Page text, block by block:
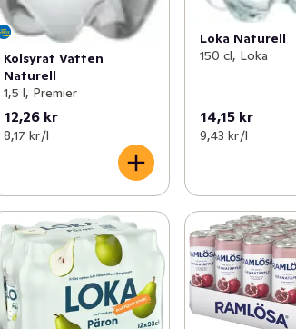
Kolsyrat Vatten
Naturell
1,5 l, Premier
12,26 kr
8,17 kr /l
Loka Naturell
150 cl, Loka
14,15 kr
9,43 kr /l